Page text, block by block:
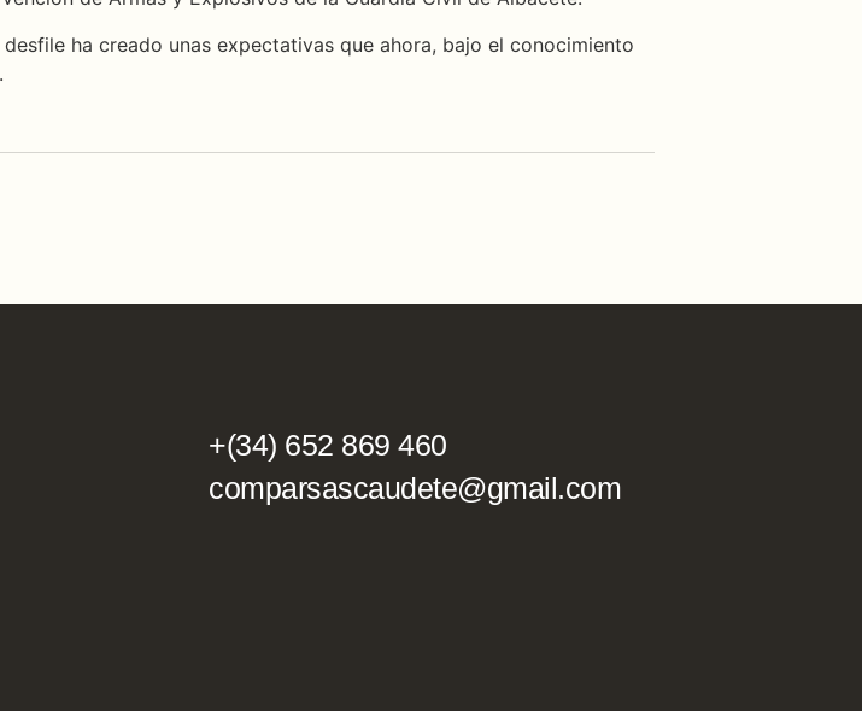
ha creado unas expectativas que ahora, bajo el conocimiento
+(34) 652 869 460
comparsascaudete@gmail.com